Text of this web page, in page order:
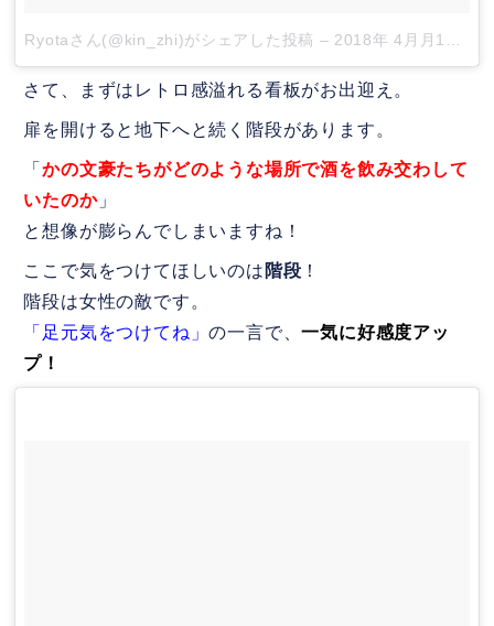
Ryotaさん(@kin_zhi)がシェアした投稿 – 2018年 4月月13日午前6時55分PDT
さて、まずはレトロ感溢れる看板がお出迎え。
扉を開けると地下へと続く階段があります。
「かの文豪たちがどのような場所で酒を飲み交わして
いたのか」
と想像が膨らんでしまいますね！
ここで気をつけてほしいのは 階段 ！
階段は女性の敵です。
「足元気をつけてね」の一言で、一気に好感度アッ
プ！